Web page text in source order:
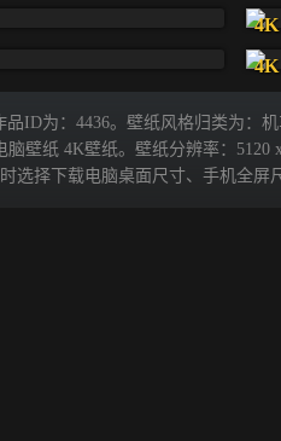
4K
4K
品ID为：4436。壁纸风格归类为
壁纸 4K壁纸。壁纸分辨率：
选择下载电脑桌面尺寸、手机全屏